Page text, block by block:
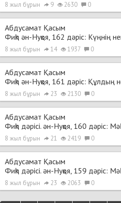
8 жыл бұрын 9 2630 0
Абдусамат Қасым
Фиқһ ән-Нуқоя, 162 дәріс: Күңнің
8 жыл бұрын 14 1937 0
Абдусамат Қасым
Фиқһ ән-Нуқоя, 161 дәріс: Құлдың
8 жыл бұрын 23 2130 0
Абдусамат Қасым
Фиқһ дәрісі. ән-Нуқоя, 160 дәріс:
8 жыл бұрын 21 2419 0
Абдусамат Қасым
Фиқһ дәрісі. ән-Нуқоя, 159 дәріс:
8 жыл бұрын 23 2063 0